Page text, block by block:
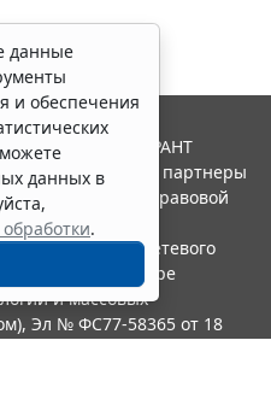
данные
и обеспечения
данных в
.
Система ГАРАНТ
"Гарант" и ее партнеры
ассоциации правовой
в качестве сетевого
по надзору в сфере
и массовых
Эл № ФС77-58365 от 18